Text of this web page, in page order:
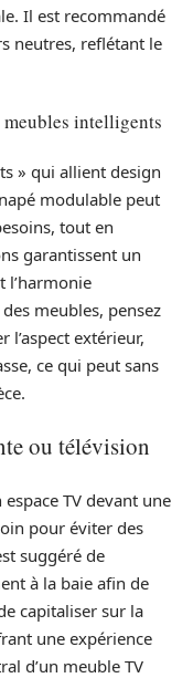
Il est recommandé
neutres, reflétant le
meubles intelligents
» qui allient design
modulable peut
tout en
garantissent un
l’harmonie
meubles, pensez
l’aspect extérieur,
ce qui peut sans
ou télévision
TV devant une
pour éviter des
suggéré de
à la baie afin de
capitaliser sur la
une expérience
d’un meuble TV